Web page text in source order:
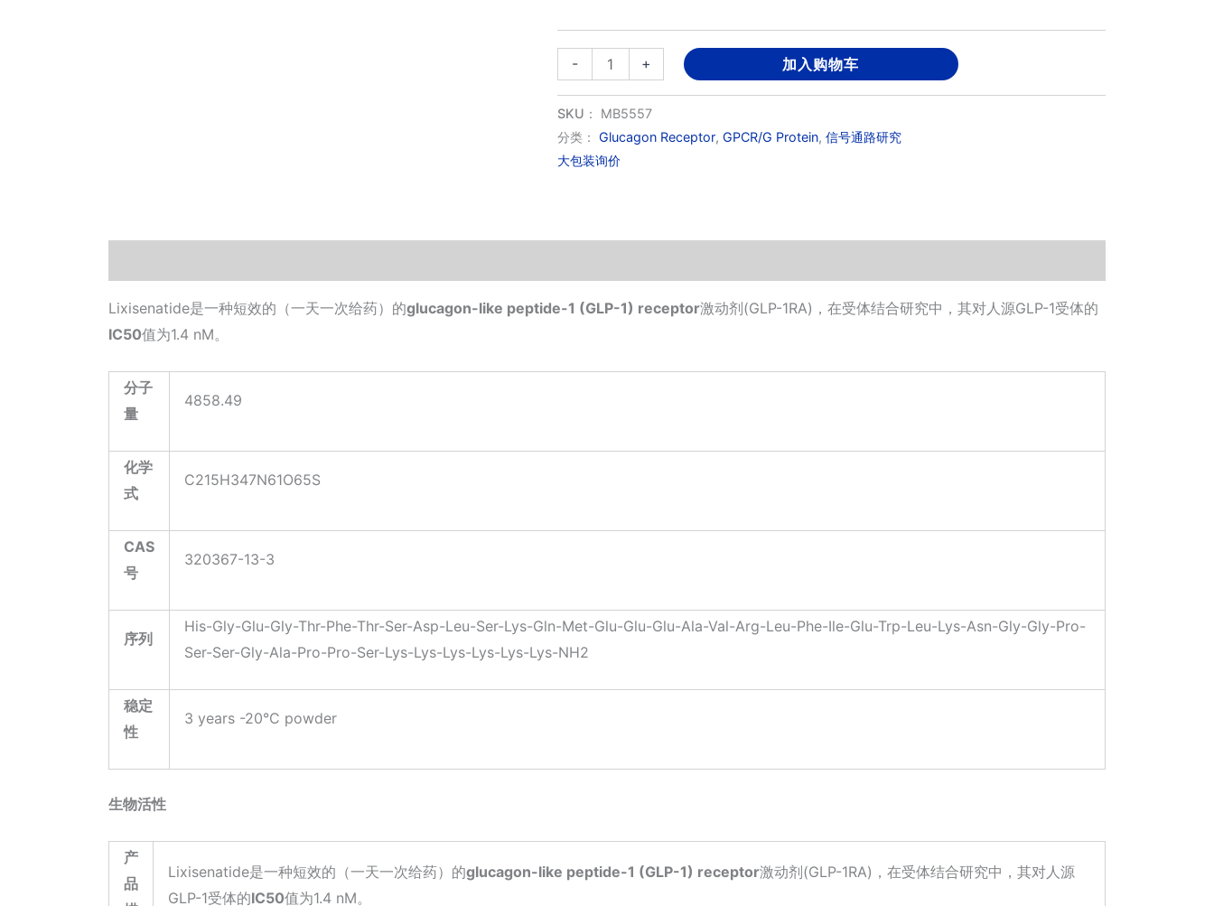
-
西
拉
来;
利
肽
+ 加入购物车
SKU： MB5557
分类： Glucagon Receptor, GPCR/G Protein, 信号通路研究
大包装询价
Lixisenatide是一种短效的（一天一次给药）的glucagon-like peptide-1 (GLP-1) receptor激动剂(GLP-1RA)，在受体结合研究中，其对人源GLP-1受体的
IC50值为1.4 nM。
分子
量
4858.49
化学
式
C215H347N61O65S
CAS
号
320367-13-3
序列
His-Gly-Glu-Gly-Thr-Phe-Thr-Ser-Asp-Leu-Ser-Lys-Gln-Met-Glu-Glu-Glu-Ala-Val-Arg-Leu-Phe-Ile-Glu-Trp-Leu-Lys-Asn-Gly-Gly-Pro-
Ser-Ser-Gly-Ala-Pro-Pro-Ser-Lys-Lys-Lys-Lys-Lys-Lys-NH2
稳定
性
3 years -20°C powder
生物活性
产
品
Lixisenatide是一种短效的（一天一次给药）的glucagon-like peptide-1 (GLP-1) receptor激动剂(GLP-1RA)，在受体结合研究中，其对人源
GLP-1受体的IC50值为1.4 nM。